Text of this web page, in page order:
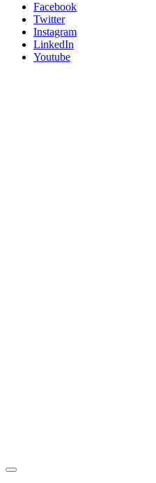
Facebook
Twitter
Instagram
LinkedIn
Youtube